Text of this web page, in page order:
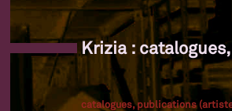
Krizia :
catalogues, publications